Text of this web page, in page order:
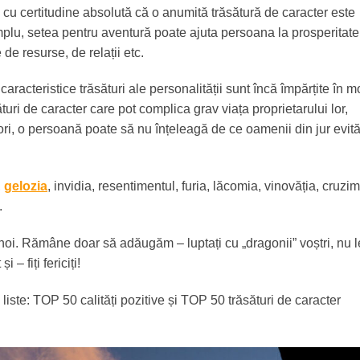
certitudine absolută că o anumită trăsătură de caracter este
setea pentru aventură poate ajuta persoana la
resurse, de relații etc.
trăsături ale personalității sunt încă împărțite în
de caracter care pot complica grav viața proprietarului lor,
o persoană poate să nu înțeleagă de ce oamenii din jur
gelozia, invidia, resentimentul, furia, lăcomia, vinovăția,
Rămâne doar să adăugăm – luptați cu „dragonii” voștri, nu
și – fiți fericiți!
TOP 50 calități pozitive și TOP 50 trăsături de caracter